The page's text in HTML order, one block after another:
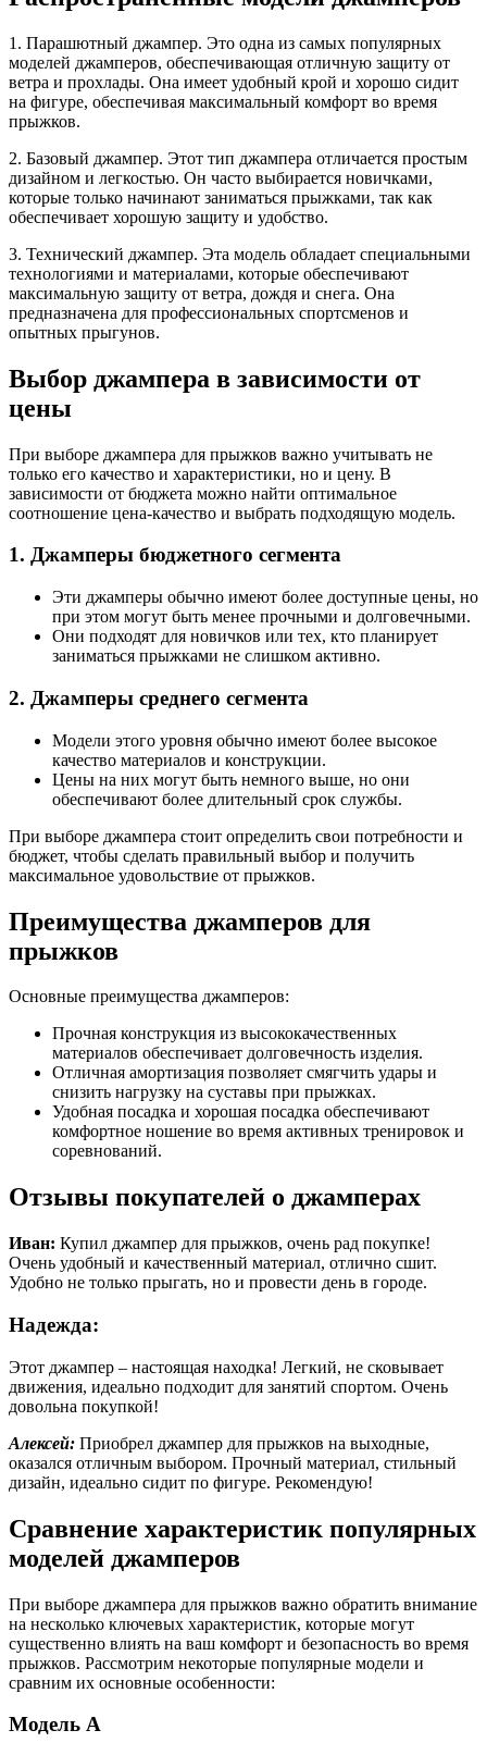
1. Парашютный джампер. Это одна из самых популярных
моделей джамперов, обеспечивающая отличную защиту от
ветра и прохлады. Она имеет удобный крой и хорошо сидит
на фигуре, обеспечивая максимальный комфорт во время
прыжков.
2. Базовый джампер. Этот тип джампера отличается простым
дизайном и легкостью. Он часто выбирается новичками,
которые только начинают заниматься прыжками, так как
обеспечивает хорошую защиту и удобство.
3. Технический джампер. Эта модель обладает специальными
технологиями и материалами, которые обеспечивают
максимальную защиту от ветра, дождя и снега. Она
предназначена для профессиональных спортсменов и
опытных прыгунов.
Выбор джампера в зависимости от
цены
При выборе джампера для прыжков важно учитывать не
только его качество и характеристики, но и цену. В
зависимости от бюджета можно найти оптимальное
соотношение цена-качество и выбрать подходящую модель.
1. Джамперы бюджетного сегмента
Эти джамперы обычно имеют более доступные цены, но
при этом могут быть менее прочными и долговечными.
Они подходят для новичков или тех, кто планирует
заниматься прыжками не слишком активно.
2. Джамперы среднего сегмента
Модели этого уровня обычно имеют более высокое
качество материалов и конструкции.
Цены на них могут быть немного выше, но они
обеспечивают более длительный срок службы.
При выборе джампера стоит определить свои потребности и
бюджет, чтобы сделать правильный выбор и получить
максимальное удовольствие от прыжков.
Преимущества джамперов для
прыжков
Основные преимущества джамперов:
Прочная конструкция из высококачественных
материалов обеспечивает долговечность изделия.
Отличная амортизация позволяет смягчить удары и
снизить нагрузку на суставы при прыжках.
Удобная посадка и хорошая посадка обеспечивают
комфортное ношение во время активных тренировок и
соревнований.
Отзывы покупателей о джамперах
Иван: Купил джампер для прыжков, очень рад покупке!
Очень удобный и качественный материал, отлично сшит.
Удобно не только прыгать, но и провести день в городе.
Надежда:
Этот джампер – настоящая находка! Легкий, не сковывает
движения, идеально подходит для занятий спортом. Очень
довольна покупкой!
Алексей: Приобрел джампер для прыжков на выходные,
оказался отличным выбором. Прочный материал, стильный
дизайн, идеально сидит по фигуре. Рекомендую!
Сравнение характеристик популярных
моделей джамперов
При выборе джампера для прыжков важно обратить внимание
на несколько ключевых характеристик, которые могут
существенно влиять на ваш комфорт и безопасность во время
прыжков. Рассмотрим некоторые популярные модели и
сравним их основные особенности:
Модель A